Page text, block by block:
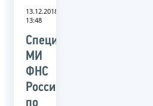
13.12.2018
13:48
Специалисты
МИ
ФНС
России
по